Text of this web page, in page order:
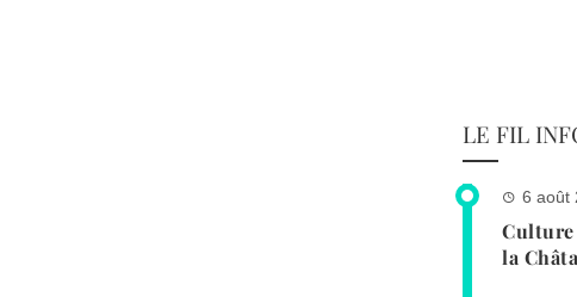
LE FIL
6 août
la